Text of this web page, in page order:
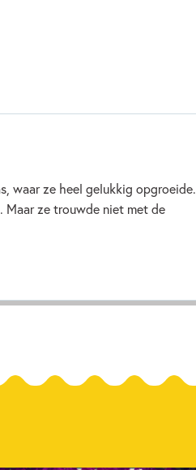
waar ze heel gelukkig opgroeide.
Maar ze trouwde niet met de